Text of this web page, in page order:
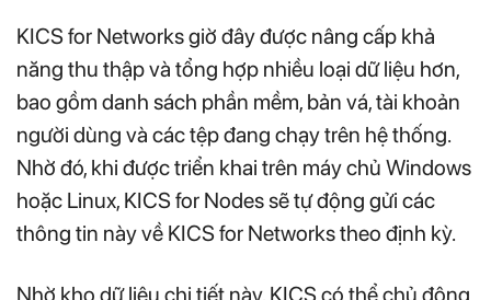
KICS for Networks giờ đây được nâng cấp khả
năng thu thập và tổng hợp nhiều loại dữ liệu hơn,
bao gồm danh sách phần mềm, bản vá, tài khoản
người dùng và các tệp đang chạy trên hệ thống.
Nhờ đó, khi được triển khai trên máy chủ Windows
hoặc Linux, KICS for Nodes sẽ tự động gửi các
thông tin này về KICS for Networks theo định kỳ.
Nhờ kho dữ liệu chi tiết này, KICS có thể chủ động